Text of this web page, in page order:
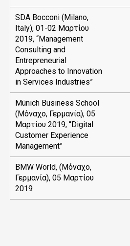
SDA Bocconi (Milano,
Italy), 01-02 Μαρτίου
2019, “Management
Consulting and
Entrepreneurial
Approaches to Innovation
in Services Industries”
Münich Business School
(Μόναχο, Γερμανία), 05
Μαρτίου 2019, “Digital
Customer Experience
Management”
BMW World, (Μόναχο,
Γερμανία), 05 Μαρτίου
2019